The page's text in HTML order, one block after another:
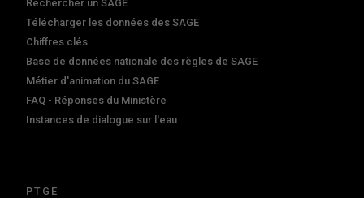
Rechercher un SAGE
Télécharger les données des SAGE
Chiffres clés
Base de données nationale des règles de SAGE
Métier d'animation du SAGE
FAQ - Réponses du Ministère
Instances de dialogue sur l'eau
PTGE